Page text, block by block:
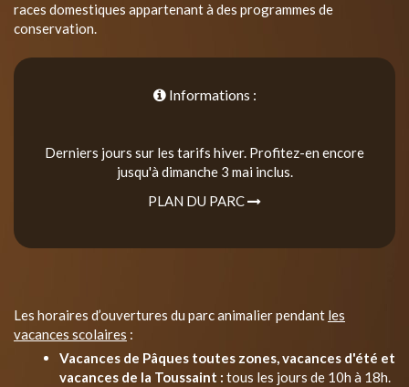
races domestiques appartenant à des programmes de
conservation.
Informations :
Derniers jours sur les tarifs hiver. Profitez-en encore
jusqu'à dimanche 3 mai inclus.
PLAN DU PARC
Les horaires d’ouvertures du parc animalier pendant les
vacances scolaires :
Vacances de Pâques toutes zones, vacances d'été et
vacances de la Toussaint : tous les jours de 10h à 18h.